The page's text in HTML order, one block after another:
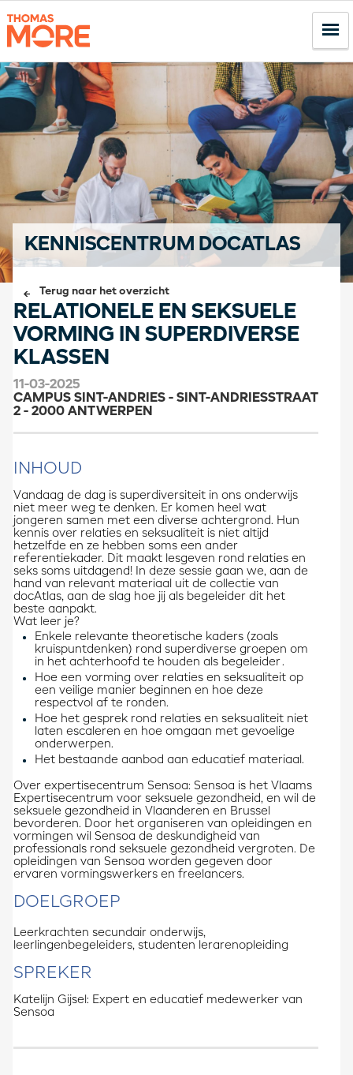
KENNISCENTRUM DOCATLAS
Terug naar het overzicht
RELATIONELE EN SEKSUELE
VORMING IN SUPERDIVERSE
KLASSEN
11-03-2025
CAMPUS SINT-ANDRIES - SINT-ANDRIESSTRAAT
2 - 2000 ANTWERPEN
INHOUD
Vandaag de dag is superdiversiteit in ons onderwijs
niet meer weg te denken. Er komen heel wat
jongeren samen met een diverse achtergrond. Hun
kennis over relaties en seksualiteit is niet altijd
hetzelfde en ze hebben soms een ander
referentiekader. Dit maakt lesgeven rond relaties en
seks soms uitdagend! In deze sessie gaan we, aan de
hand van relevant materiaal uit de collectie van
docAtlas, aan de slag hoe jij als begeleider dit het
beste aanpakt.
Wat leer je?
Enkele relevante theoretische kaders (zoals
kruispuntdenken) rond superdiverse groepen om
in het achterhoofd te houden als begeleider .
Hoe een vorming over relaties en seksualiteit op
een veilige manier beginnen en hoe deze
respectvol af te ronden.
Hoe het gesprek rond relaties en seksualiteit niet
laten escaleren en hoe omgaan met gevoelige
onderwerpen.
Het bestaande aanbod aan educatief materiaal.
Over expertisecentrum Sensoa: Sensoa is het Vlaams
Expertisecentrum voor seksuele gezondheid, en wil de
seksuele gezondheid in Vlaanderen en Brussel
bevorderen. Door het organiseren van opleidingen en
vormingen wil Sensoa de deskundigheid van
professionals rond seksuele gezondheid vergroten. De
opleidingen van Sensoa worden gegeven door
ervaren vormingswerkers en freelancers.
DOELGROEP
Leerkrachten secundair onderwijs,
leerlingenbegeleiders, studenten lerarenopleiding
SPREKER
Katelijn Gijsel: Expert en educatief medewerker van
Sensoa